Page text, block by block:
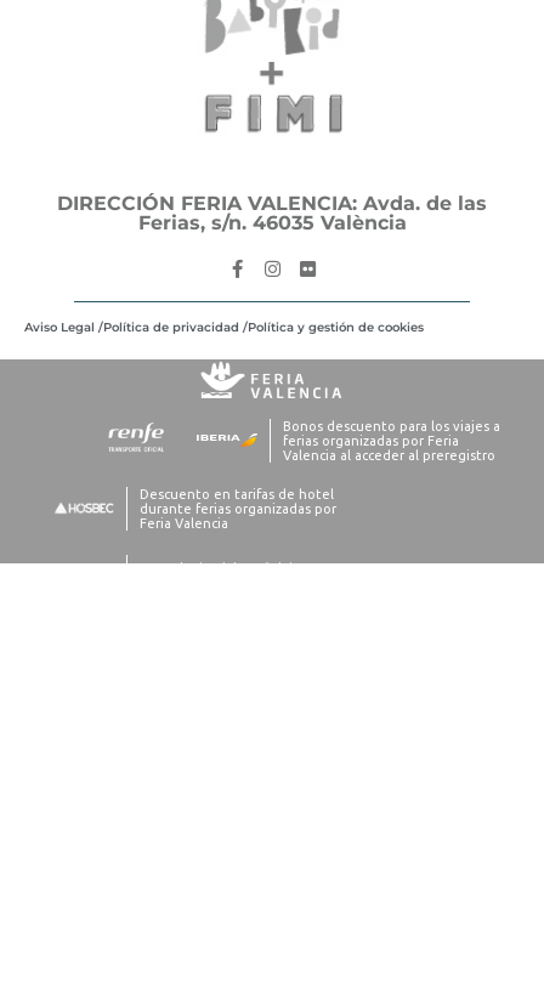
DIRECCIÓN FERIA VALENCIA: Avda. de las
Ferias, s/n. 46035 València
Aviso Legal /Política de privacidad /Política y gestión de cookies